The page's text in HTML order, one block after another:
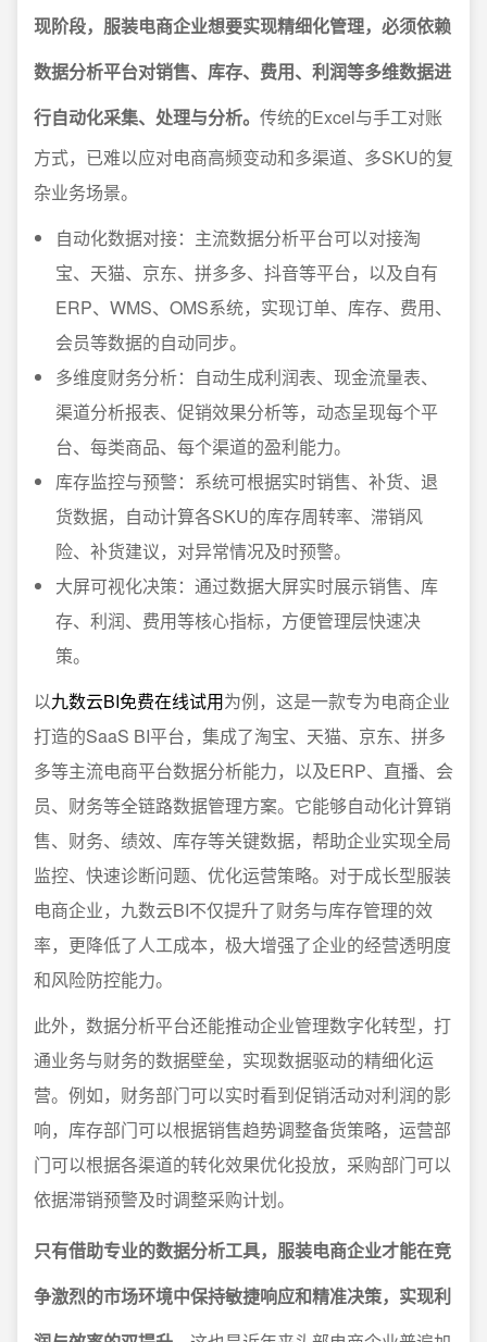
现阶段，服装电商企业想要实现精细化管理，必须依赖
数据分析平台对销售、库存、费用、利润等多维数据进
行自动化采集、处理与分析。 传统的Excel与手工对账
方式，已难以应对电商高频变动和多渠道、多SKU的复
杂业务场景。
自动化数据对接：主流数据分析平台可以对接淘
宝、天猫、京东、拼多多、抖音等平台，以及自有
ERP、WMS、OMS系统，实现订单、库存、费用、
会员等数据的自动同步。
多维度财务分析：自动生成利润表、现金流量表、
渠道分析报表、促销效果分析等，动态呈现每个平
台、每类商品、每个渠道的盈利能力。
库存监控与预警：系统可根据实时销售、补货、退
货数据，自动计算各SKU的库存周转率、滞销风
险、补货建议，对异常情况及时预警。
大屏可视化决策：通过数据大屏实时展示销售、库
存、利润、费用等核心指标，方便管理层快速决
策。
以九数云BI免费在线试用为例，这是一款专为电商企业
打造的SaaS BI平台，集成了淘宝、天猫、京东、拼多
多等主流电商平台数据分析能力，以及ERP、直播、会
员、财务等全链路数据管理方案。它能够自动化计算销
售、财务、绩效、库存等关键数据，帮助企业实现全局
监控、快速诊断问题、优化运营策略。对于成长型服装
电商企业，九数云BI不仅提升了财务与库存管理的效
率，更降低了人工成本，极大增强了企业的经营透明度
和风险防控能力。
此外，数据分析平台还能推动企业管理数字化转型，打
通业务与财务的数据壁垒，实现数据驱动的精细化运
营。例如，财务部门可以实时看到促销活动对利润的影
响，库存部门可以根据销售趋势调整备货策略，运营部
门可以根据各渠道的转化效果优化投放，采购部门可以
依据滞销预警及时调整采购计划。
只有借助专业的数据分析工具，服装电商企业才能在竞
争激烈的市场环境中保持敏捷响应和精准决策，实现利